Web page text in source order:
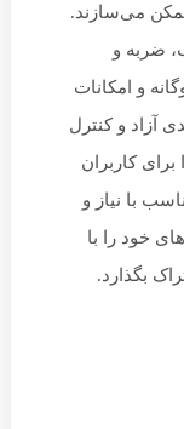
می‌سازند.
ضربه و
و امکانات
آزاد و کنترل
کاربران
با نیاز و
خود را با
بگذارد.